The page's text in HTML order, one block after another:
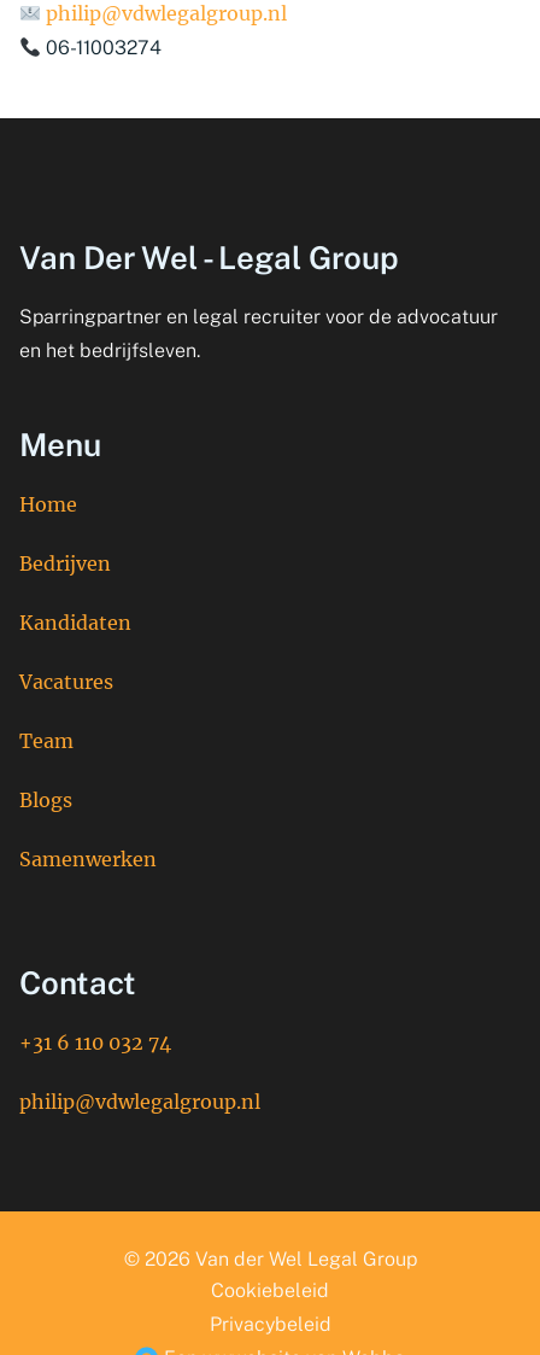
philip@vdwlegalgroup.nl
06-11003274
Van Der Wel - Legal Group
Sparringpartner en legal recruiter voor de advocatuur
en het bedrijfsleven.
Menu
Home
Bedrijven
Kandidaten
Vacatures
Team
Blogs
Samenwerken
Contact
+31 6 110 032 74
philip@vdwlegalgroup.nl
© 2026 Van der Wel Legal Group
Cookiebeleid
Privacybeleid